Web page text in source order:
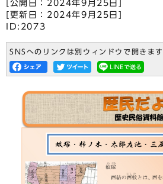
[公開日：2024年9月25日]
[更新日：2024年9月25日]
ID:2073
SNSへのリンクは別ウィンドウで開きます